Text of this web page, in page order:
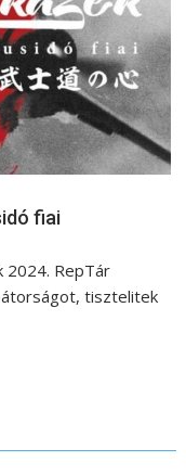
fiai
2024. RepTár
tisztelitek